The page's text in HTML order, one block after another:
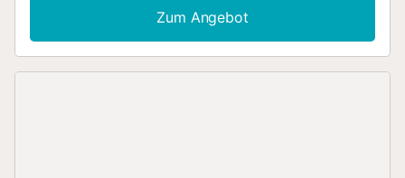
Badezimmer mit Duschen ✅ Klimaanlage im gesamten
Haus ✅ Privater Pool zum Entspannen und Sonnenbaden
✅ Privatparkplatz für 5 Autos ✅ Große Terrasse und
Zum Angebot